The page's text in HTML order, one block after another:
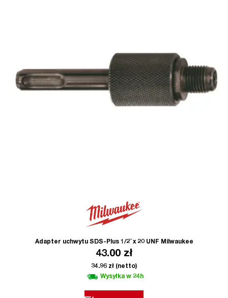
Adapter uchwytu SDS-Plus 1/2˝ x 20 UNF Milwaukee
43.00 zł
34.96 zł (netto)
Wysyłka w 24h